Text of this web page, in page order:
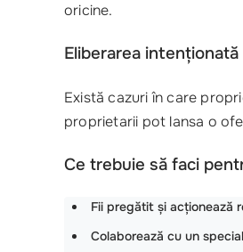
oricine.
Eliberarea
Există cazuri în care
proprietarii pot lansa o
Ce trebuie să faci
Fii pregătit și acționează
Colaborează cu un